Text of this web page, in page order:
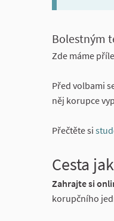
About
Bolestným
Zde máme
Před volbami
něj korupce
Přečtěte si
Cesta
Zahrajte si
korupčního